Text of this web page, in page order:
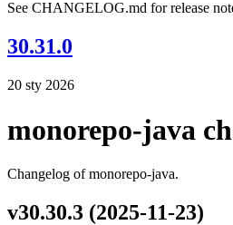
See CHANGELOG.md for release
30.31.0
20 sty 2026
monorepo-java
Changelog of monorepo-java.
v30.30.3 (2025-11-23)